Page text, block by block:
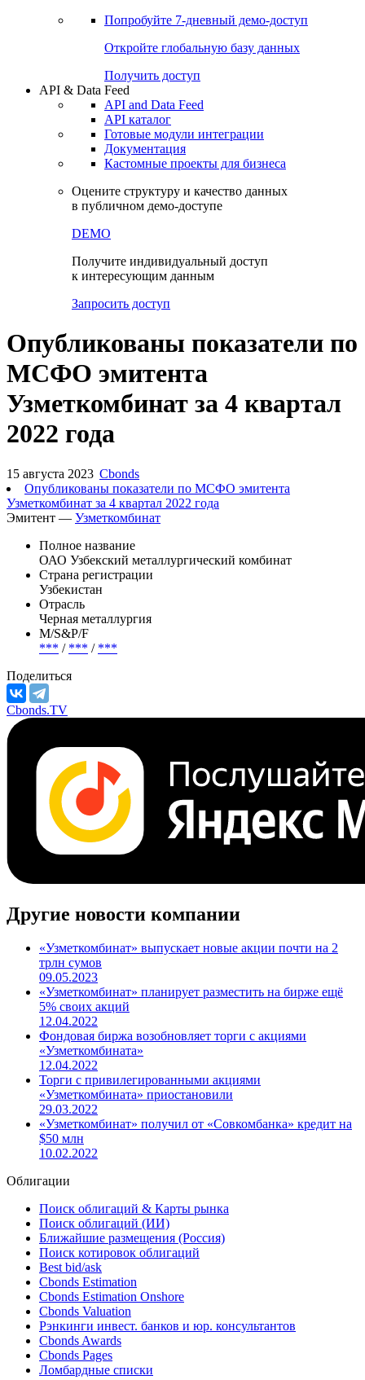
Попробуйте 7-дневный демо-доступ
Откройте глобальную базу данных
Получить доступ
API & Data Feed
API and Data Feed
API каталог
Готовые модули интеграции
Документация
Кастомные проекты для бизнеса
Оцените структуру и качество данных
в публичном демо-доступе
DEMO
Получите индивидуальный доступ
к интересующим данным
Запросить доступ
Опубликованы показатели по
МСФО эмитента
Узметкомбинат за 4 квартал
2022 года
15 августа 2023 Cbonds
Опубликованы показатели по МСФО эмитента
Узметкомбинат за 4 квартал 2022 года
Эмитент — Узметкомбинат
Полное название
ОАО Узбекский металлургический комбинат
Страна регистрации
Узбекистан
Отрасль
Черная металлургия
М/S&P/F
*** / *** / ***
Поделиться
Cbonds.TV
Другие новости компании
«Узметкомбинат» выпускает новые акции почти на 2
трлн сумов
09.05.2023
«Узметкомбинат» планирует разместить на бирже ещё
5% своих акций
12.04.2022
Фондовая биржа возобновляет торги с акциями
«Узметкомбината»
12.04.2022
Торги с привилегированными акциями
«Узметкомбината» приостановили
29.03.2022
«Узметкомбинат» получил от «Совкомбанка» кредит на
$50 млн
10.02.2022
Облигации
Поиск облигаций & Карты рынка
Поиск облигаций (ИИ)
Ближайшие размещения (Россия)
Поиск котировок облигаций
Best bid/ask
Cbonds Estimation
Cbonds Estimation Onshore
Cbonds Valuation
Рэнкинги инвест. банков и юр. консультантов
Cbonds Awards
Cbonds Pages
Ломбардные списки